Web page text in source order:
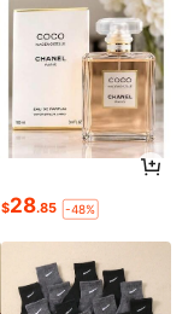
$28.85 -48%